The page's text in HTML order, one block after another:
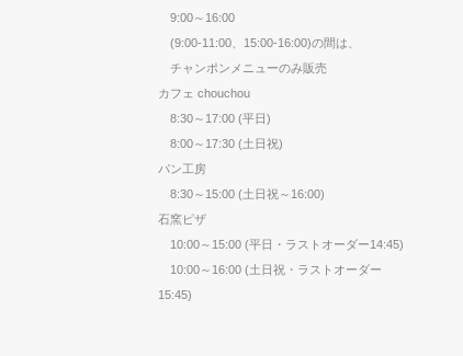
9:00～16:00
(9:00-11:00、15:00-16:00)の間は、
チャンポンメニューのみ販売
カフェ chouchou
8:30～17:00 (平日)
8:00～17:30 (土日祝)
パン工房
8:30～15:00 (土日祝～16:00)
石窯ピザ
10:00～15:00 (平日・ラストオーダー14:45)
10:00～16:00 (土日祝・ラストオーダー
15:45)